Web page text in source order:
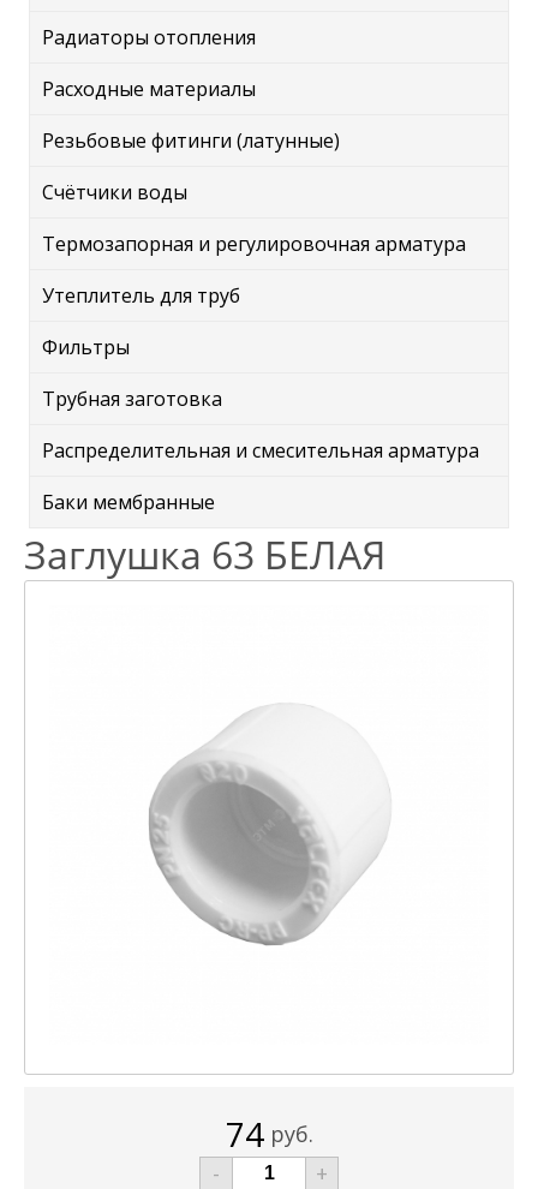
Радиаторы отопления
Расходные материалы
Резьбовые фитинги (латунные)
Счётчики воды
Термозапорная и регулировочная арматура
Утеплитель для труб
Фильтры
Трубная заготовка
Распределительная и смесительная арматура
Баки мембранные
Заглушка 63 БЕЛАЯ
74 руб.
-
+